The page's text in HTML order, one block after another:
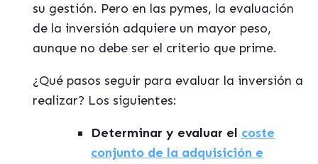
su gestión. Pero en las pymes, la evaluación
de la inversión adquiere un mayor peso,
aunque no debe ser el criterio que prime.
¿Qué pasos seguir para evaluar la inversión a
realizar? Los siguientes:
Determinar y evaluar el coste
conjunto de la adquisición e